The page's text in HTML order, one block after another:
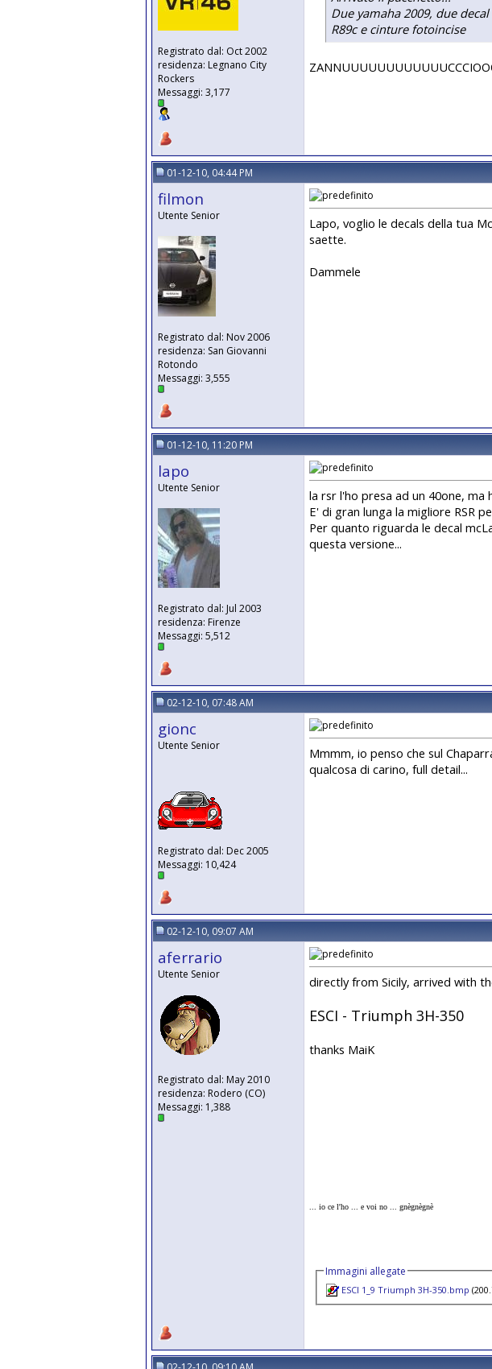
Registrato dal: Oct 2002
residenza: Legnano City
Rockers
Messaggi: 3,177
Due yamaha 2009, due
R89c e cinture fotoincise
01-12-10, 04:44 PM
filmon
Utente Senior
Registrato dal: Nov 2006
residenza: San Giovanni
Rotondo
Messaggi: 3,555
Lapo, voglio le decals della tua
saette.
Dammele
01-12-10, 11:20 PM
lapo
Utente Senior
Registrato dal: Jul 2003
residenza: Firenze
Messaggi: 5,512
la rsr l'ho presa ad un 40one, ma
E' di gran lunga la migliore RSR
Per quanto riguarda le decal
questa versione...
02-12-10, 07:48 AM
gionc
Utente Senior
Registrato dal: Dec 2005
Messaggi: 10,424
Mmmm, io penso che sul
qualcosa di carino, full detail...
02-12-10, 09:07 AM
aferrario
Utente Senior
Registrato dal: May 2010
residenza: Rodero (CO)
Messaggi: 1,388
directly from Sicily, arrived with
ESCI - Triumph 3H-350
thanks MaiK
... io ce l'ho ... e voi no ... gnègnègnè
Immagini allegate
ESCI 1_9 Triumph 3H-350.bmp